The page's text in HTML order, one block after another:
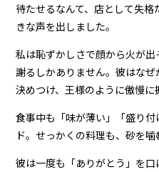
待たせるなんて、店として失
きな声を出しました。
私は恥ずかしさで顔から火が
謝るしかありません。彼はな
決めつけ、王様のように傲慢に
食事中も「味が薄い」「盛り
ド。せっかくの料理も、砂を
彼は一度も「ありがとう」を